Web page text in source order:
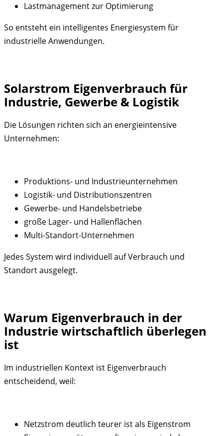
Lastmanagement zur Optimierung
So entsteht ein intelligentes Energiesystem für
industrielle Anwendungen.
Solarstrom Eigenverbrauch für
Industrie, Gewerbe & Logistik
Die Lösungen richten sich an energieintensive
Unternehmen:
Produktions- und Industrieunternehmen
Logistik- und Distributionszentren
Gewerbe- und Handelsbetriebe
große Lager- und Hallenflächen
Multi-Standort-Unternehmen
Jedes System wird individuell auf Verbrauch und
Standort ausgelegt.
Warum Eigenverbrauch in der
Industrie wirtschaftlich überlegen
ist
Im industriellen Kontext ist Eigenverbrauch
entscheidend, weil:
Netzstrom deutlich teurer ist als Eigenstrom